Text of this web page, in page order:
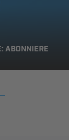
ABONNIERE